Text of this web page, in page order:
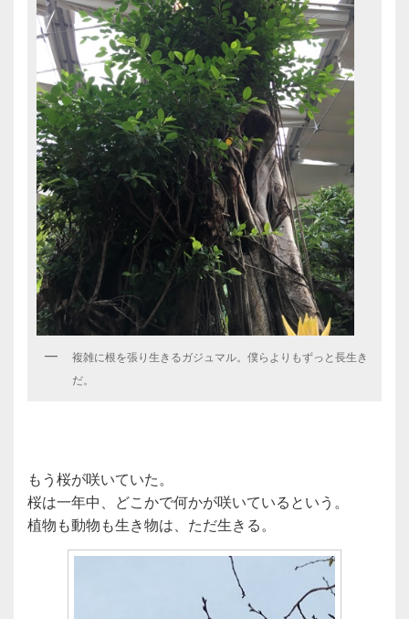
複雑に根を張り生きるガジュマル。僕らよりもずっと長生き
だ。
もう桜が咲いていた。
桜は一年中、どこかで何かが咲いているという。
植物も動物も生き物は、ただ生きる。